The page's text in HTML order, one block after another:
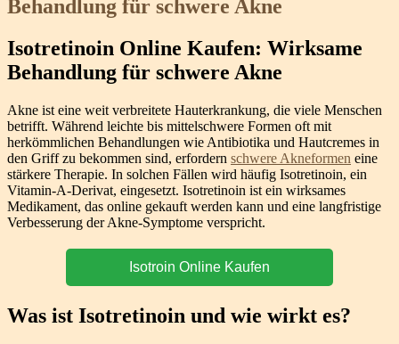
Behandlung für schwere Akne
Isotretinoin Online Kaufen: Wirksame
Behandlung für schwere Akne
Akne ist eine weit verbreitete Hauterkrankung, die viele Menschen
betrifft. Während leichte bis mittelschwere Formen oft mit
herkömmlichen Behandlungen wie Antibiotika und Hautcremes in
den Griff zu bekommen sind, erfordern schwere Akneformen eine
stärkere Therapie. In solchen Fällen wird häufig Isotretinoin, ein
Vitamin-A-Derivat, eingesetzt. Isotretinoin ist ein wirksames
Medikament, das online gekauft werden kann und eine langfristige
Verbesserung der Akne-Symptome verspricht.
Isotroin Online Kaufen
Was ist Isotretinoin und wie wirkt es?